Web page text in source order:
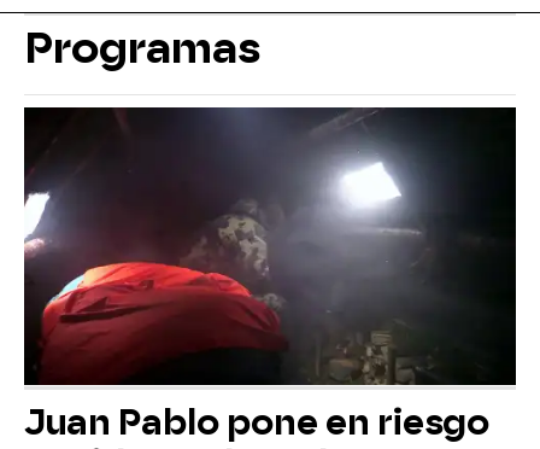
Programas
Juan Pablo pone en riesgo